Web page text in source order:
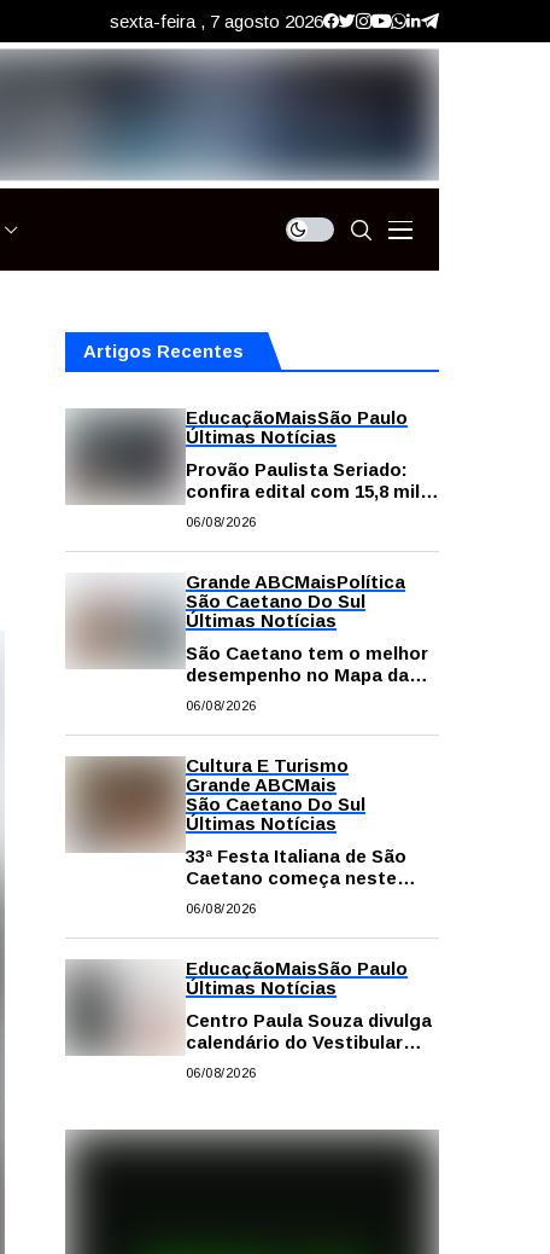
sexta-feira , 7 agosto 2026
Artigos Recentes
EducaçãoMaisSão Paulo
Últimas Notícias
Provão Paulista Seriado:
confira edital com 15,8 mil
vagas para ensino superior
06/08/2026
Grande ABCMaisPolítica
São Caetano Do Sul
Últimas Notícias
São Caetano tem o melhor
desempenho no Mapa da
Desigualdade da Grande SP
06/08/2026
Cultura E Turismo
Grande ABCMais
São Caetano Do Sul
Últimas Notícias
33ª Festa Italiana de São
Caetano começa neste
sábado com mais barracas
e atrações
06/08/2026
EducaçãoMaisSão Paulo
Últimas Notícias
Centro Paula Souza divulga
calendário do Vestibular
das Fatecs para o primeiro
06/08/2026